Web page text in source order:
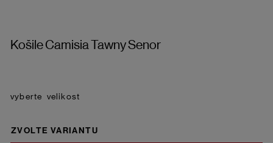
Košile Camisia Tawny Senor
velikost
ZVOLTE VARIANTU